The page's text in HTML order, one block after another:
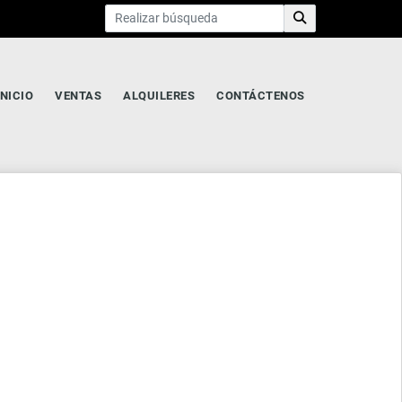
VENTAS ALQUILERES CONTÁCTENOS